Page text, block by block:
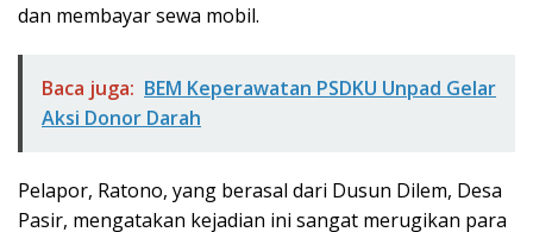
dan membayar sewa mobil.
Baca juga: BEM Keperawatan PSDKU Unpad Gelar
Aksi Donor Darah
Pelapor, Ratono, yang berasal dari Dusun Dilem, Desa
Pasir, mengatakan kejadian ini sangat merugikan para